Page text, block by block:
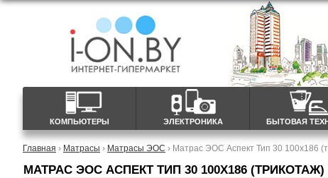
КОМПЬЮТЕРЫ ЭЛЕКТРОНИКА БЫТОВАЯ
Главная › Матрасы › Матрасы ЭОС › Матрас ЭОС Аспект Тип 30 100x186
МАТРАС ЭОС АСПЕКТ ТИП 30 100X186